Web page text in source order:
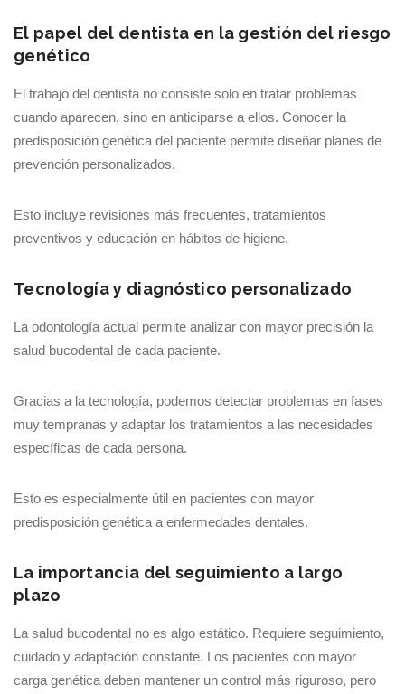
El papel del dentista en la gestión del riesgo
genético
El trabajo del dentista no consiste solo en tratar problemas
cuando aparecen, sino en anticiparse a ellos. Conocer la
predisposición genética del paciente permite diseñar planes de
prevención personalizados.
Esto incluye revisiones más frecuentes, tratamientos
preventivos y educación en hábitos de higiene.
Tecnología y diagnóstico personalizado
La odontología actual permite analizar con mayor precisión la
salud bucodental de cada paciente.
Gracias a la tecnología, podemos detectar problemas en fases
muy tempranas y adaptar los tratamientos a las necesidades
específicas de cada persona.
Esto es especialmente útil en pacientes con mayor
predisposición genética a enfermedades dentales.
La importancia del seguimiento a largo
plazo
La salud bucodental no es algo estático. Requiere seguimiento,
cuidado y adaptación constante. Los pacientes con mayor
carga genética deben mantener un control más riguroso, pero